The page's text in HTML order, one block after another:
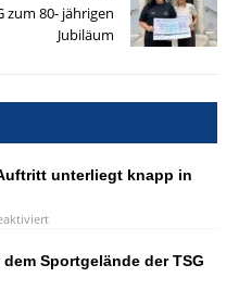
zum 80- jährigen
Jubiläum
unterliegt knapp in
Sportgelände der TSG